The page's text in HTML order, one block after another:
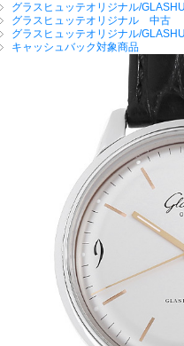
ブラ
全てのブランドを見
る
グラスヒュッテオリジナル/
グラスヒュッテオリジナル 中古
グラスヒュッテオリジナル/
キャッシュバック対象商品